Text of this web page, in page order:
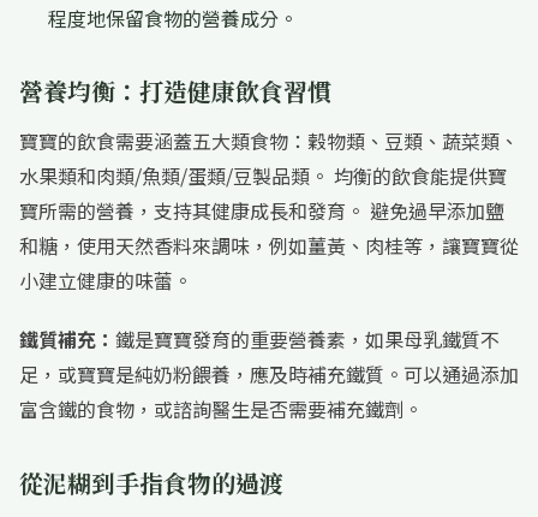
程度地保留食物的營養成分。
營養均衡：打造健康飲食習慣
寶寶的飲食需要涵蓋五大類食物：穀物類、豆類、蔬菜類、
水果類和肉類/魚類/蛋類/豆製品類。 均衡的飲食能提供寶
寶所需的營養，支持其健康成長和發育。 避免過早添加鹽
和糖，使用天然香料來調味，例如薑黃、肉桂等，讓寶寶從
小建立健康的味蕾。
鐵質補充： 鐵是寶寶發育的重要營養素，如果母乳鐵質不
足，或寶寶是純奶粉餵養，應及時補充鐵質。可以通過添加
富含鐵的食物，或諮詢醫生是否需要補充鐵劑。
從泥糊到手指食物的過渡